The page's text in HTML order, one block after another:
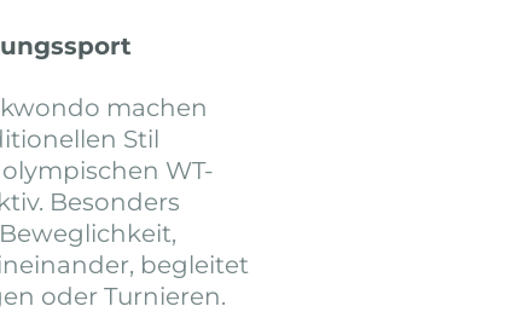
machen
Stil
WT-
Besonders
begleitet
oder Turnieren.